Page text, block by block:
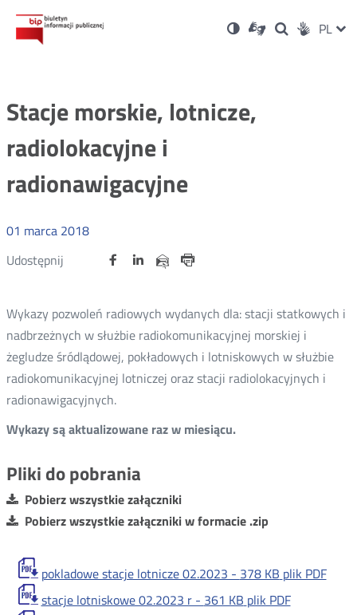
Ustawienia
Wersja
kontrastowa
Dla
niesłyszących
OtwórzOtwórz
w
Otwórz
w
Social PL
Stacje morskie, lotnicze,
radiolokacyjne i
radionawigacyjne
01 marca 2018
Udostępnij
Udostępnij
Otwórz Udostępnij
na
OtwórzUdostępnij
na
OtwórzUdostępnij
przez
Wykazy pozwoleń radiowych wydanych dla: stacji statkowych i
nadbrzeżnych w służbie radiokomunikacyjnej morskiej i
żegludze śródlądowej, pokładowych i lotniskowych w służbie
radiokomunikacyjnej lotniczej oraz stacji radiolokacyjnych i
radionawigacyjnych.
Wykazy są aktualizowane raz w miesiącu.
Pliki do pobrania
Pobierz wszystkie załączniki
Pobierz wszystkie załączniki w formacie .zip
pokladowe stacje lotnicze 02.2023 - 378 KB plik PDF
stacje lotniskowe 02.2023 r - 361 KB plik PDF